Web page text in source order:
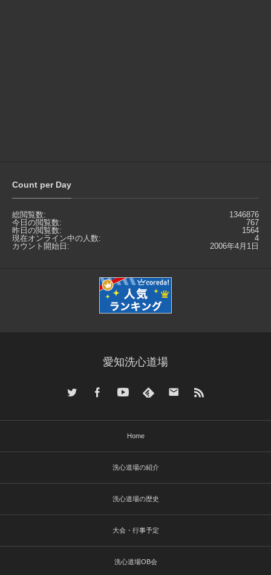
Count per Day
1346876
総閲覧数:
767
今日の閲覧数:
1564
昨日の閲覧数:
4
現在オンライン中の人数:
2006年4月1日
カウント開始日:
愛知洗心道場
Home
洗心道場の紹介
洗心道場の歴史
大会・行事予定
洗心道場OB会